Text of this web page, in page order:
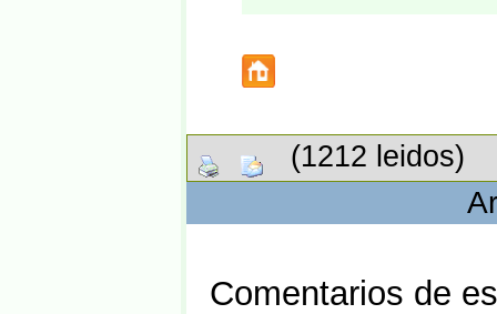
(1212 leidos)
Comentarios de